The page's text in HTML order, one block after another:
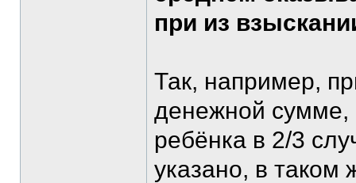
при из
Так, например,
денежной сумме,
ребёнка в 2/3
указано, в таком